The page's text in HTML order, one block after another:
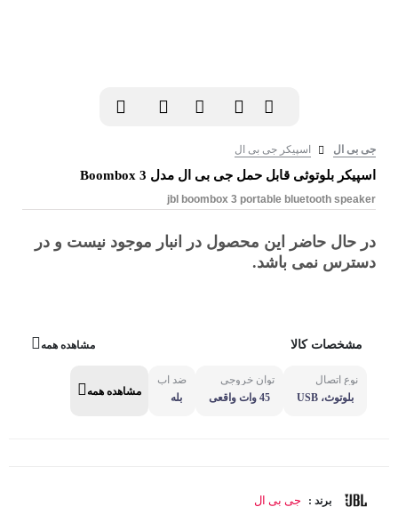
جی بی ال اسپیکر جی بی ال
اسپیکر بلوتوثی قابل حمل جی بی ال مدل Boombox 3
jbl boombox 3 portable bluetooth speaker
در حال حاضر این محصول در انبار موجود نیست و در
دسترس نمی باشد.
مشخصات کالا مشاهده همه
نوع اتصال
بلوتوث، USB
توان خروجی
45 وات واقعی
ضد آب
بله
مشاهده همه
برند : جی بی ال